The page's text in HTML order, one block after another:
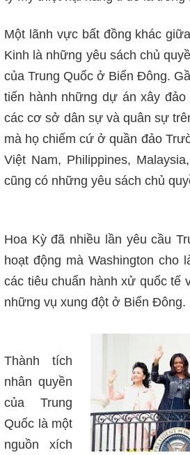
Một lãnh vực bất đồng khác
Kinh là những yêu sách chủ
của Trung Quốc ở Biển Đông.
tiến hành những dự án xây
các cơ sở dân sự và quân sự
mà họ chiếm cứ ở quần đảo
Việt Nam, Philippines,
cũng có những yêu sách chủ
Hoa Kỳ đã nhiều lần yêu cầu
hoạt động mà Washington cho
các tiêu chuẩn hành xử quốc tế
những vụ xung đột ở Biển Đông.
Thành tích
nhân quyền
của Trung
Quốc là một
nguồn xích